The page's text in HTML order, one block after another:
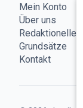
Mein Konto
Über uns
Redaktionelle
Grundsätze
Kontakt